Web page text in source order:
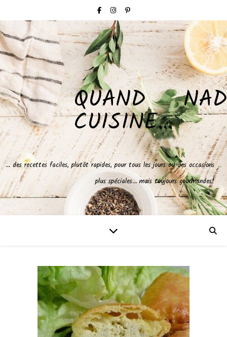
QUAND NAD
CUISINE…
… des recettes faciles, plutôt rapides, pour tous les jours ou des occasions
plus spéciales… mais toujours gourmandes!